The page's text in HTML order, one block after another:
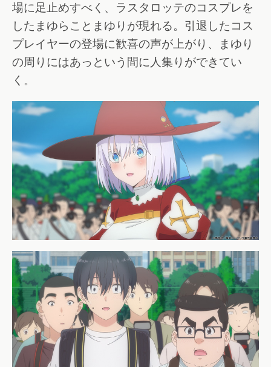
場に足止めすべく、ラスタロッテのコスプレを
したまゆらことまゆりが現れる。引退したコス
プレイヤーの登場に歓喜の声が上がり、まゆり
の周りにはあっという間に人集りができてい
く。